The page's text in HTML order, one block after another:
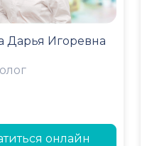
Дарья Игоревна
онлайн